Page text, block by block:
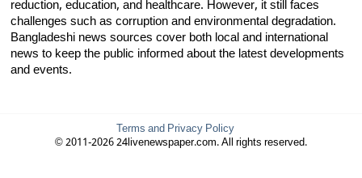
reduction, education, and healthcare. However, it still faces
challenges such as corruption and environmental degradation.
Bangladeshi news sources cover both local and international
news to keep the public informed about the latest developments
and events.
Terms and Privacy Policy
© 2011-2026 24livenewspaper.com. All rights reserved.